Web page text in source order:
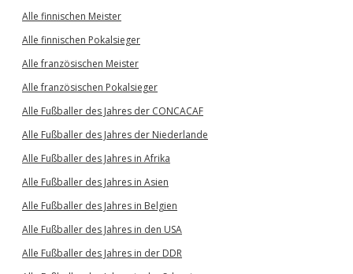
Alle finnischen Meister
Alle finnischen Pokalsieger
Alle französischen Meister
Alle französischen Pokalsieger
Alle Fußballer des Jahres der CONCACAF
Alle Fußballer des Jahres der Niederlande
Alle Fußballer des Jahres in Afrika
Alle Fußballer des Jahres in Asien
Alle Fußballer des Jahres in Belgien
Alle Fußballer des Jahres in den USA
Alle Fußballer des Jahres in der DDR